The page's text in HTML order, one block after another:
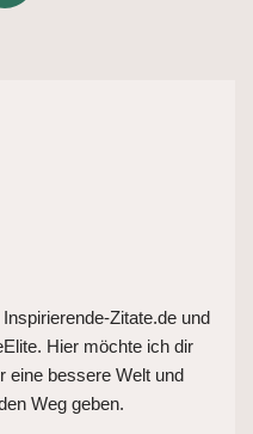
Zitate.de und
Hier möchte ich dir
eine bessere Welt und
Weg geben.